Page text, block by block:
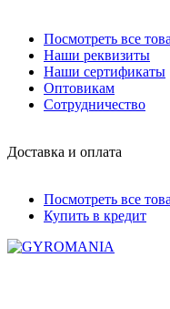
Посмотреть все
Наши реквизиты
Наши сертификаты
Оптовикам
Сотрудничество
Доставка и оплата
Посмотреть все
Купить в кредит